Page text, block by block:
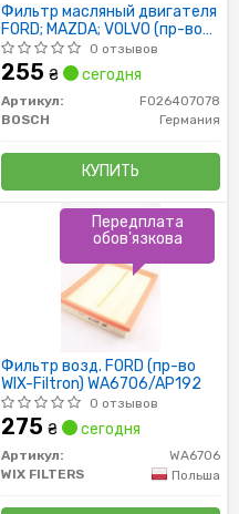
Фильтр масляный двигателя
FORD; MAZDA; VOLVO (пр-во
Bosch)
0 отзывов
255 ₴ сегодня
Артикул:
F026407078
BOSCH
Германия
КУПИТЬ
Фильтр возд. FORD (пр-во
WIX-Filtron) WA6706/AP192
0 отзывов
275 ₴ сегодня
Артикул:
WA6706
WIX FILTERS
Польша
Передплата
обов'язкова